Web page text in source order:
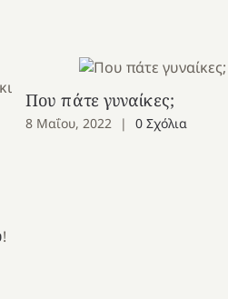
Που πάτε γυναίκες;
8 Μαΐου, 2022 | 0 Σχόλια
!